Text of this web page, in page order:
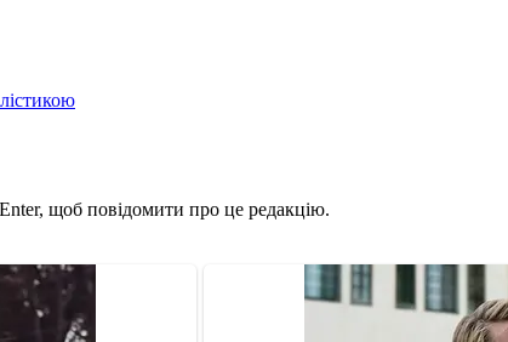
щоб повідомити про це редакцію.